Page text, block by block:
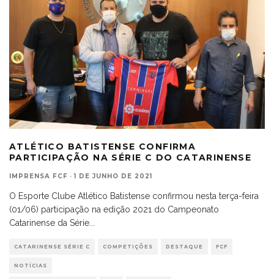
ATLÉTICO BATISTENSE CONFIRMA
PARTICIPAÇÃO NA SÉRIE C DO CATARINENSE
IMPRENSA FCF · 1 DE JUNHO DE 2021
O Esporte Clube Atlético Batistense confirmou nesta terça-feira
(01/06) participação na edição 2021 do Campeonato
Catarinense da Série
CATARINENSE SÉRIE C COMPETIÇÕES DESTAQUE FCF
NOTÍCIAS